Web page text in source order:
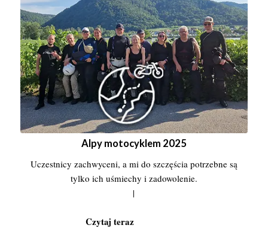
Alpy motocyklem 2025
Uczestnicy zachwyceni, a mi do szczęścia potrzebne są
tylko ich uśmiechy i zadowolenie.
|